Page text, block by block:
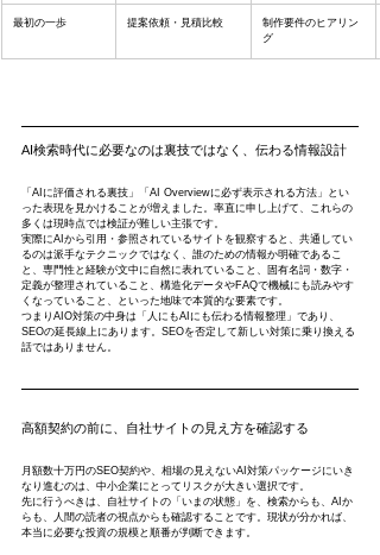
最初の一歩 提案依頼・見積比較
制作要件のヒアリン
グ
AI検索時代に必要なのは裏技ではなく、伝わる情報設計
「AIに評価される裏技」「AI Overviewに必ず表示される方法」とい
った表現を見かけることが増えました。率直に申し上げて、これらの
多くは現時点では検証が難しい主張です。
実際にAIから引用・参照されているサイトを観察すると、共通してい
るのは派手なテクニックではなく、誰のための情報か明確であるこ
と、専門性と経験が文中に自然に表れていること、固有名詞・数字・
定義が整理されていること、構造化データやFAQで機械にも読みやす
くなっていること、といった地味で本質的な要素です。
つまりAIO対策の中身は「人にもAIにも伝わる情報整理」であり、
SEOの延長線上にあります。SEOを否定して新しい対策に乗り換える
話ではありません。
高額契約の前に、自社サイトの見え方を確認する
月額数十万円のSEO契約や、相場の見えないAI対策パッケージにいき
なり進むのは、中小企業にとってリスクが大きい選択です。
先に行うべきは、自社サイトの「いまの状態」を、検索からも、AIか
らも、人間の読者の視点からも確認することです。現状が分かれば、
本当に必要な投資の規模と順番が判断できます。